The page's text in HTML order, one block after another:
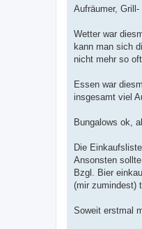
Aufräumer,
Wetter war
kann man sich
nicht mehr so
Essen war
insgesamt viel
Bungalows ok,
Die
Ansonsten
Bzgl. Bier
(mir zumindest)
Soweit erstmal